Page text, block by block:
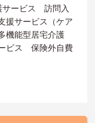
ービス 訪問入
サービス（ケア
機能型居宅介護
ビス 保険外自費